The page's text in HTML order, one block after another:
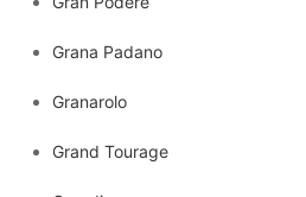
Grana Padano
Granarolo
Grand Tourage